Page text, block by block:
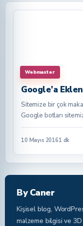
Webmaster
Google’a
Sitemize bir çok
Google botları
10 Mayıs 20161 dk
By Caner
Kişisel blog,
malzeme bilgisi ve